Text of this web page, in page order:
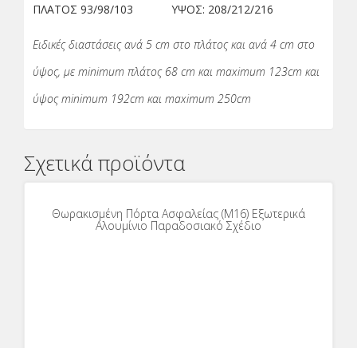
ΠΛΑΤΟΣ 93/98/103 ΥΨΟΣ: 208/212/216
Ειδικές διαστάσεις ανά 5 cm στο πλάτος και ανά 4 cm στο
ύψος, με minimum πλάτος 68 cm και maximum 123cm και
ύψος minimum 192cm και maximum 250cm
Σχετικά προϊόντα
Θωρακισμένη Πόρτα Ασφαλείας (Μ16) Εξωτερικά
Αλουμίνιο Παραδοσιακό Σχέδιο